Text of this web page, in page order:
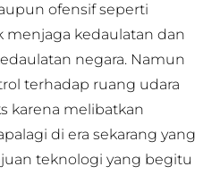
ofensif seperti
kedaulatan dan
negara. Namun
terhadap ruang udara
karena melibatkan
di era sekarang yang
teknologi yang begitu